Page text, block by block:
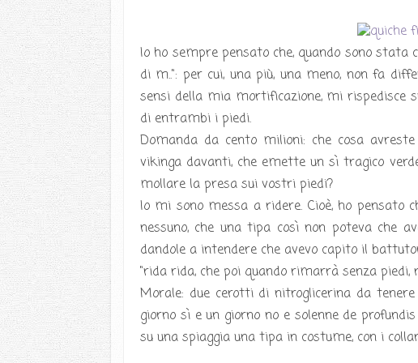
Io ho sempre pensato che, quando sono
di m..": per cui, una più, una meno, non fa
sensi della mia mortificazione, mi
di entrambi i piedi.
Domanda da cento milioni: che cosa
vikinga davanti, che emette un sì tragico
mollare la presa sui vostri piedi?
Io mi sono messa a ridere. Cioè, ho pensato
nessuno, che una tipa così non poteva che
dandole a intendere che avevo capito il
"rida rida, che poi quando rimarrà senza piedi,
Morale: due cerotti di nitroglicerina da
giorno sì e un giorno no e solenne de
su una spiaggia una tipa in costume, con i